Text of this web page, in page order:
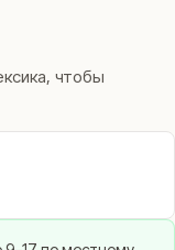
чтобы